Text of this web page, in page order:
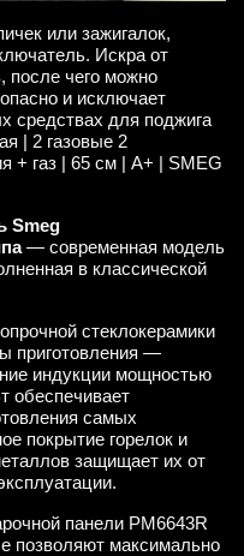
или зажигалок,
Искра от
после чего можно
и исключает
средствах для поджига
| 2 газовые 2
+ газ | 65 см | A+ | SMEG
Smeg
— современная модель
в классической
стеклокерамики
приготовления —
индукции мощностью
обеспечивает
самых
покрытие горелок и
защищает их от
панели PM6643R
позволяют максимально